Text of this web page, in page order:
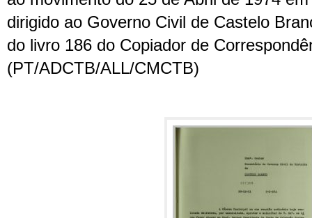
dirigido ao Governo Civil de Castelo
do livro 186 do Copiador de
(PT/ADCTB/ALL/CMCTB)